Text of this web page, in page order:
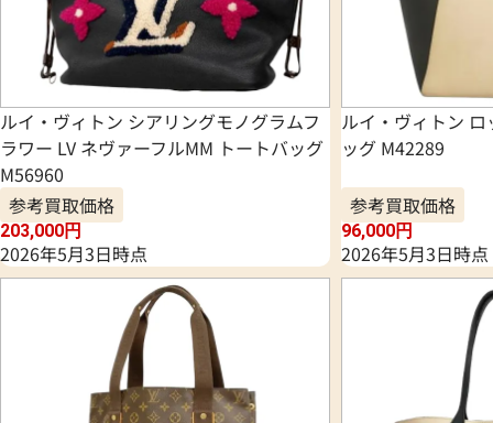
ルイ・ヴィトン シアリングモノグラムフ
ラワー LV ネヴァーフルMM トートバッグ
M56960
参考買取価格
203,000円
2026年5月3日時点
ルイ・ヴィトン
ッグ M42289
参考買取価格
96,000円
2026年5月3日時点